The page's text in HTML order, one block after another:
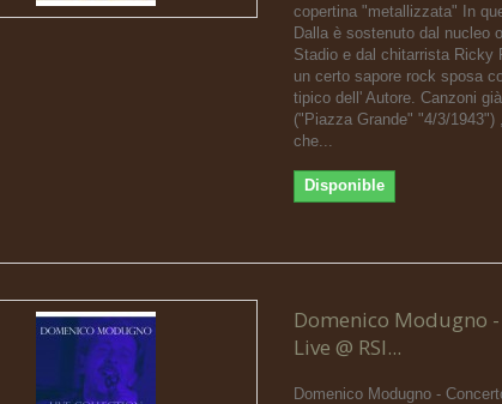
copertina "metallizzata" In
Dalla è sostenuto dal nucleo
Stadio e dal chitarrista Ricky
un certo sapore rock sposa
tipico dell' Autore. Canzoni
("Piazza Grande" "4/3/1943")
che...
Disponible
Domenico Modugno
Live @ RSI...
Domenico Modugno -